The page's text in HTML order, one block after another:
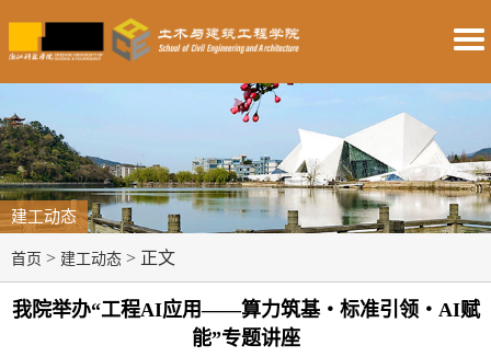
建工动态
首页 > 建工动态 > 正文
我院举办“工程AI应用——算力筑基・标准引领・AI赋
能”专题讲座